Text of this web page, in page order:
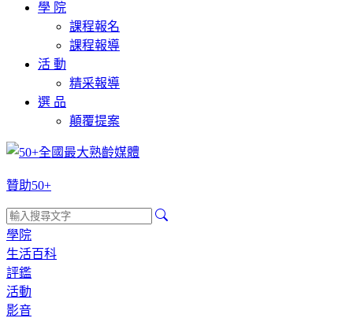
學 院
課程報名
課程報導
活 動
精采報導
選 品
顛覆提案
贊助50+
學院
生活百科
評鑑
活動
影音